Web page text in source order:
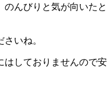
んびりと気が向いたと
いね。
しておりませんので安